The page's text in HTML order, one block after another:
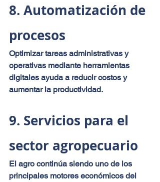
8. Automatización de
procesos
Optimizar tareas administrativas y
operativas mediante herramientas
digitales ayuda a reducir costos y
aumentar la productividad.
9. Servicios para el
sector agropecuario
El agro continúa siendo uno de los
principales motores económicos del